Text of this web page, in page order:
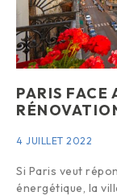
PARIS FACE
4 JUILLET 2022
Si Paris veut
énergétique, la